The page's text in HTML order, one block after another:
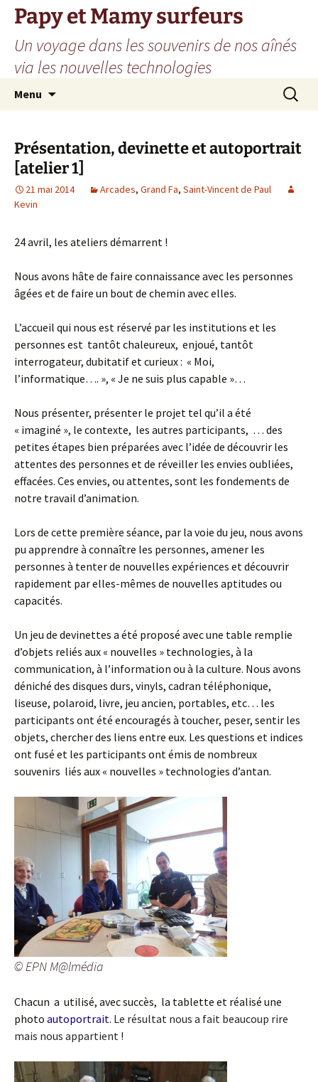
Aller
contenu
Papy et Mamy surfeurs
Un voyage dans les souvenirs de nos aînés
via les nouvelles technologies
Menu
Présentation, devinette et autoportrait
[atelier 1]
21 mai 2014 Arcades, Grand Fa, Saint-Vincent de Paul
Kevin
24 avril, les ateliers démarrent !
Nous avons hâte de faire connaissance avec les personnes
âgées et de faire un bout de chemin avec elles.
L’accueil qui nous est réservé par les institutions et les
personnes est tantôt chaleureux, enjoué, tantôt
interrogateur, dubitatif et curieux : « Moi,
l’informatique…. », « Je ne suis plus capable »…
Nous présenter, présenter le projet tel qu’il a été
« imaginé », le contexte, les autres participants, … des
petites étapes bien préparées avec l’idée de découvrir les
attentes des personnes et de réveiller les envies oubliées,
effacées. Ces envies, ou attentes, sont les fondements de
notre travail d’animation.
Lors de cette première séance, par la voie du jeu, nous avons
pu apprendre à connaître les personnes, amener les
personnes à tenter de nouvelles expériences et découvrir
rapidement par elles-mêmes de nouvelles aptitudes ou
capacités.
Un jeu de devinettes a été proposé avec une table remplie
d’objets reliés aux « nouvelles » technologies, à la
communication, à l’information ou à la culture. Nous avons
déniché des disques durs, vinyls, cadran téléphonique,
liseuse, polaroid, livre, jeu ancien, portables, etc… les
participants ont été encouragés à toucher, peser, sentir les
objets, chercher des liens entre eux. Les questions et indices
ont fusé et les participants ont émis de nombreux
souvenirs liés aux « nouvelles » technologies d’antan.
© EPN M@lmédia
Chacun a utilisé, avec succès, la tablette et réalisé une
photo autoportrait. Le résultat nous a fait beaucoup rire
mais nous appartient !